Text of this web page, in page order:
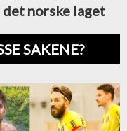
det norske laget
SAKENE?